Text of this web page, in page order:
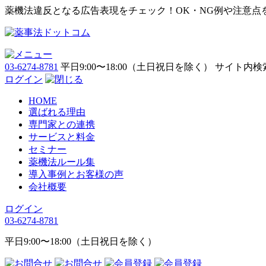
薬機法違反となる広告表現をチェック！OK・NG例や注意点
03-6274-8781 平日9:00〜18:00（土日祝日を除く）
サイト内検
ログイン
HOME
選ばれる理由
専門家との連携
サービスと料金
セミナー
薬機法ルール集
導入事例とお客様の声
会社概要
ログイン
03-6274-8781
平日9:00〜18:00（土日祝日を除く）